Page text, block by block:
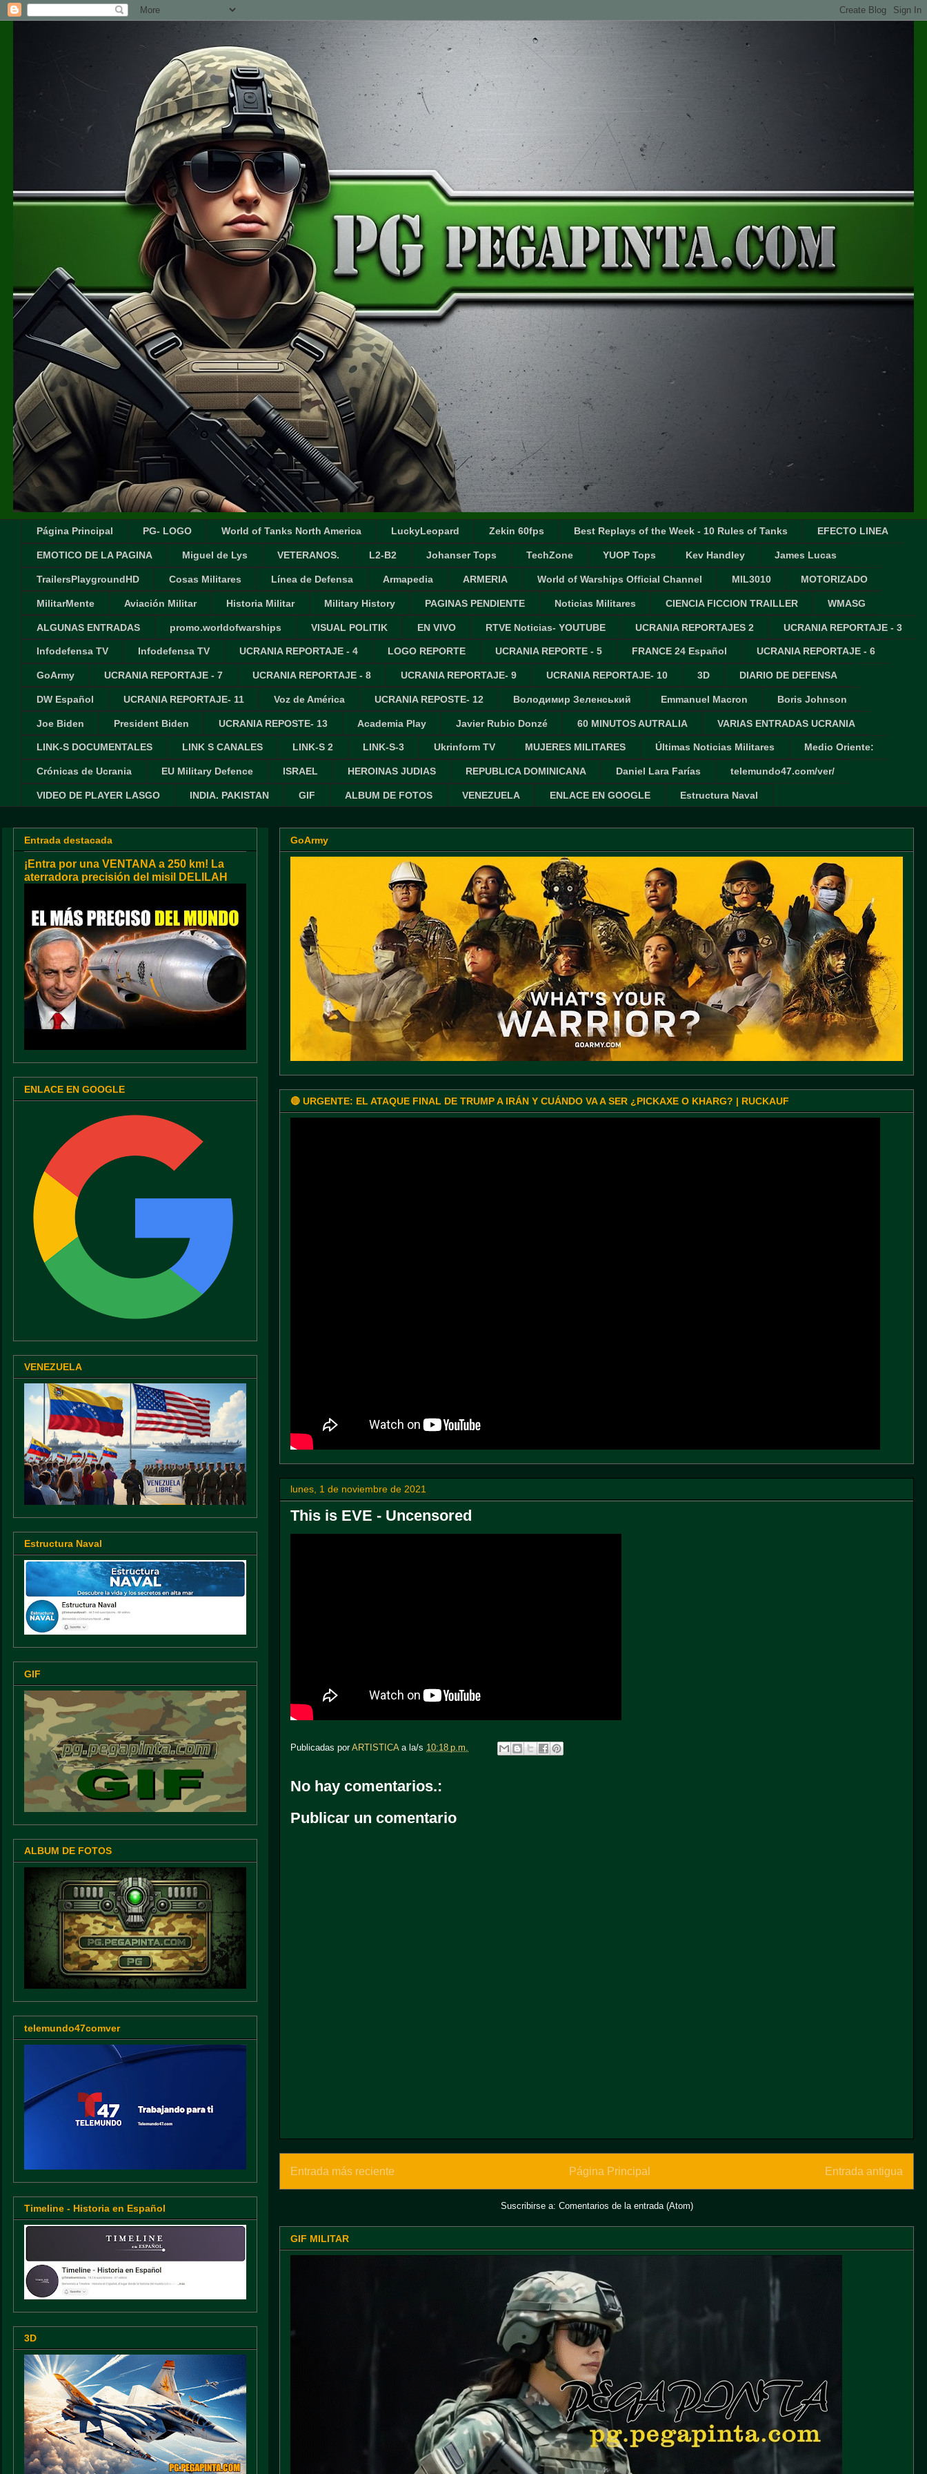
Página Principal PG- LOGO World of Tanks North America LuckyLeopard Zekin 60fps Best Replays of the Week - 10 Rules of Tanks EFECTO LINEA
EMOTICO DE LA PAGINA Miguel de Lys VETERANOS. L2-B2 Johanser Tops TechZone YUOP Tops Kev Handley James Lucas
TrailersPlaygroundHD Cosas Militares Línea de Defensa Armapedia ARMERIA World of Warships Official Channel MIL3010 MOTORIZADO
MilitarMente Aviación Militar Historia Militar Military History PAGINAS PENDIENTE Noticias Militares CIENCIA FICCION TRAILLER WMASG
ALGUNAS ENTRADAS promo.worldofwarships VISUAL POLITIK EN VIVO RTVE Noticias- YOUTUBE UCRANIA REPORTAJES 2 UCRANIA REPORTAJE - 3
Infodefensa TV Infodefensa TV UCRANIA REPORTAJE - 4 LOGO REPORTE UCRANIA REPORTE - 5 FRANCE 24 Español UCRANIA REPORTAJE - 6
GoArmy UCRANIA REPORTAJE - 7 UCRANIA REPORTAJE - 8 UCRANIA REPORTAJE- 9 UCRANIA REPORTAJE- 10 3D DIARIO DE DEFENSA
DW Español UCRANIA REPORTAJE- 11 Voz de América UCRANIA REPOSTE- 12 Володимир Зеленський Emmanuel Macron Boris Johnson
Joe Biden President Biden UCRANIA REPOSTE- 13 Academia Play Javier Rubio Donzé 60 MINUTOS AUTRALIA VARIAS ENTRADAS UCRANIA
LINK-S DOCUMENTALES LINK S CANALES LINK-S 2 LINK-S-3 Ukrinform TV MUJERES MILITARES Últimas Noticias Militares Medio Oriente:
Crónicas de Ucrania EU Military Defence ISRAEL HEROINAS JUDIAS REPUBLICA DOMINICANA Daniel Lara Farías telemundo47.com/ver/
VIDEO DE PLAYER LASGO INDIA. PAKISTAN GIF ALBUM DE FOTOS VENEZUELA ENLACE EN GOOGLE Estructura Naval
GoArmy
🔴 URGENTE: EL ATAQUE FINAL DE TRUMP A IRÁN Y CUÁNDO VA A SER ¿PICKAXE O KHARG? | RUCKAUF
lunes, 1 de noviembre de 2021
This is EVE - Uncensored
Publicadas porARTISTICA a la/s 10:18 p.m.
No hay comentarios.:
Publicar un comentario
Entrada más reciente Entrada antigua
Página Principal
Suscribirse a: Comentarios de la entrada (Atom)
GIF MILITAR
Entrada destacada
¡Entra por una VENTANA a 250 km! La
aterradora precisión del misil DELILAH
ENLACE EN GOOGLE
VENEZUELA
Estructura Naval
GIF
ALBUM DE FOTOS
telemundo47comver
Timeline - Historia en Español
3D